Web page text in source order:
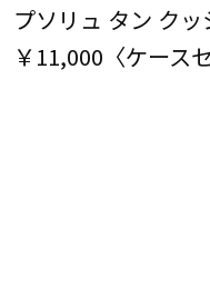
プソリュ タン ク
￥11,000〈ケース